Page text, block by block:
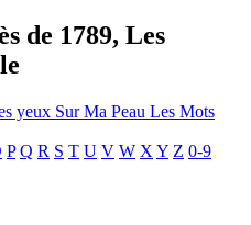
de 1789, Les
yeux Sur Ma Peau Les Mots
P Q R S T U V W X Y Z 0-9